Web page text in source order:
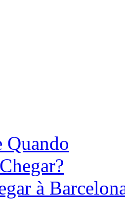
Quando
à